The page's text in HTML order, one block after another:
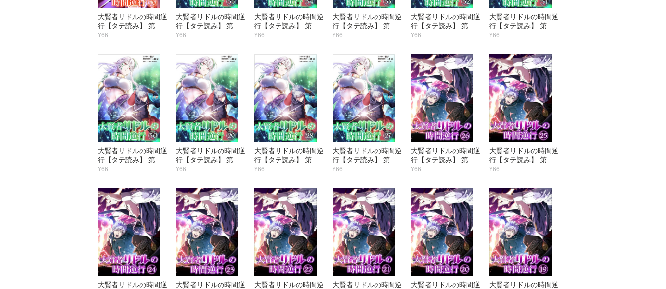
大賢者リドルの時間逆
行【タテ読み】 第３
６話 俺は死なないさ
¥66
大賢者リドルの時間逆
行【タテ読み】 第３
５話 俺らの面子（メ
¥66
大賢者リドルの時間逆
行【タテ読み】 第３
４話 格の違い
¥66
大賢者リドルの時間逆
行【タテ読み】 第３
３話 術師からのご指
¥66
大賢者リドルの時間逆
行【タテ読み】 第３
２話 思い上がるなよ
¥66
大賢者リドルの時間逆
行【タテ読み】 第３
１話 生きて帰る気
¥66
大賢者リドルの時間逆
行【タテ読み】 第３
０話 エルフの隠れ里
¥66
大賢者リドルの時間逆
行【タテ読み】 第２
９話 できるはずがな
¥66
大賢者リドルの時間逆
行【タテ読み】 第２
８話 賭けをしない
¥66
大賢者リドルの時間逆
行【タテ読み】 第２
７話 立チ去レ
¥66
大賢者リドルの時間逆
行【タテ読み】 第２
６話 エルフの隠れ里
¥66
大賢者リドルの時間逆
行【タテ読み】 第２
５話 暗躍の剣士
¥66
大賢者リドルの時間逆
大賢者リドルの時間逆
大賢者リドルの時間逆
大賢者リドルの時間逆
大賢者リドルの時間逆
大賢者リドルの時間逆